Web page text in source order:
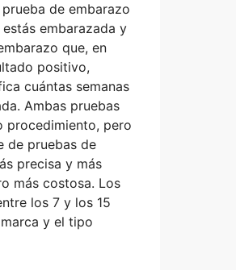
de embarazo
embarazada y
que, en
positivo,
cuántas semanas
Ambas pruebas
procedimiento, pero
de pruebas de
precisa y más
más costosa. Los
los 7 y los 15
y el tipo